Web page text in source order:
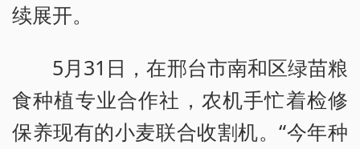
续展开。
5月31日，在邢台市南和区绿苗粮
食种植专业合作社，农机手忙着检修
保养现有的小麦联合收割机。“今年种